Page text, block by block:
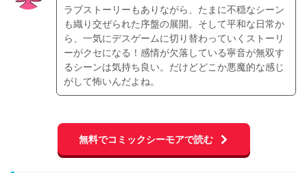
ラブストーリーもありながら、たまに不穏なシーン
も織り交ぜられた序盤の展開。そして平和な日常か
ら、一気にデスゲームに切り替わっていくストーリ
ーがクセになる！感情が欠落している寧音が無双す
るシーンは気持ち良い。だけどどこか悪魔的な感じ
がして怖いんだよね。
無料でコミックシーモアで読む